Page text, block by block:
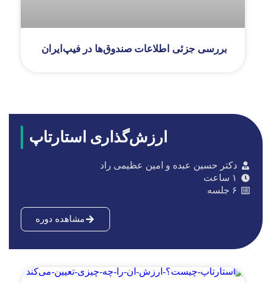
بررسی جزئی اطلاعات صندوق‌ها در فیپ‌ایران
ارزش‌گذاری استارتاپ
دکتر حسین عبده و امین عظیمی راد
۱ ساعت
۶ جلسه
مشاهده دوره